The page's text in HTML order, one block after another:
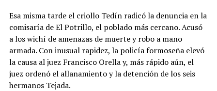
Esa misma tarde el criollo Tedín radicó la denuncia en la
comisaría de El Potrillo, el poblado más cercano. Acusó
a los wichí de amenazas de muerte y robo a mano
armada. Con inusual rapidez, la policía formoseña elevó
la causa al juez Francisco Orella y, más rápido aún, el
juez ordenó el allanamiento y la detención de los seis
hermanos Tejada.